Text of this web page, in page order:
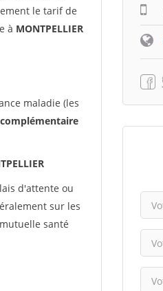
le tarif de
à MONTPELLIER
maladie (les
complémentaire
d'attente ou
sur les
santé